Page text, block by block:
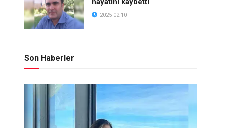
hayatını kaybetti
2025-02-10
Son Haberler